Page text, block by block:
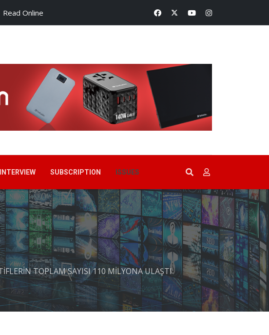
Read Online
INTERVIEW SUBSCRIPTION ISSUES
TOPLAM SAYISI 110 MİLYONA ULAŞTI